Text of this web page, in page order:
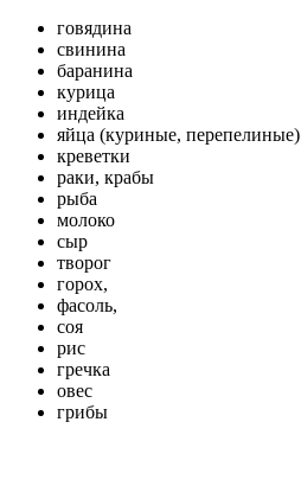
говядина
свинина
баранина
курица
индейка
яйца (куриные, перепелиные)
креветки
раки, крабы
рыба
молоко
сыр
творог
горох,
фасоль,
соя
рис
гречка
овес
грибы